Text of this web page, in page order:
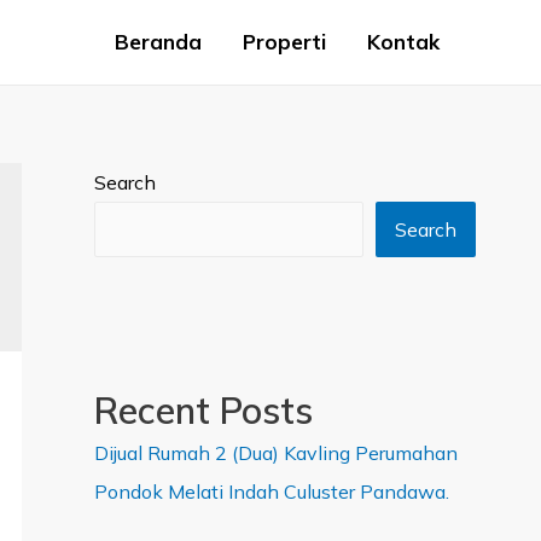
Beranda Properti Kontak
Search
Search
Recent Posts
Dijual Rumah 2 (Dua) Kavling Perumahan
Pondok Melati Indah Culuster Pandawa.